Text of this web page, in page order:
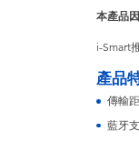
本產品
i-Smart
產品
傳輸
藍牙